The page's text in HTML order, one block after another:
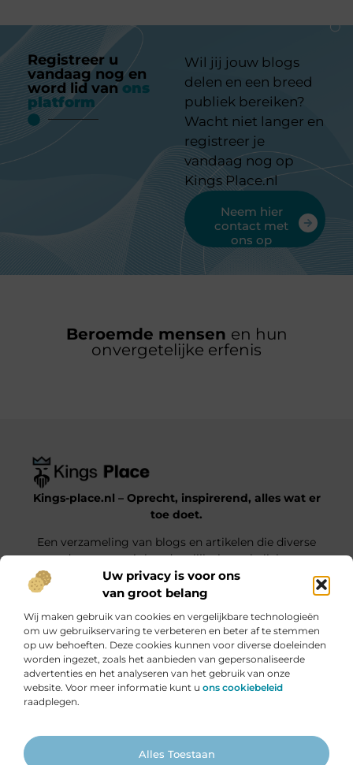
Uw privacy is voor ons
van groot belang
Wij maken gebruik van cookies en vergelijkbare technologieën
om uw gebruikservaring te verbeteren en beter af te stemmen
op uw behoeften. Deze cookies kunnen voor diverse doeleinden
worden ingezet, zoals het aanbieden van gepersonaliseerde
advertenties en het analyseren van het gebruik van onze
website. Voor meer informatie kunt u ons cookiebeleid
raadplegen.
Alles Toestaan Ga Naar
Registreer u
vandaag nog en
word lid vanons
platform
Wil jij jouw blogs
delen en een breed
publiek bereiken?
Wacht niet langer en
registreer je
vandaag nog op
Kings Place.nl
Neem hier
contact met
ons op
Beroemde mensen en hun
onvergetelijke erfenis
Kings-place.nl – Oprecht, inspirerend, alles wat er
toe doet.
Een verzameling van blogs en artikelen die diverse
onderwerpen uit het dagelijks leven belichten.
Onze informatie
Bericht categorie
Cookiebeleid (EU)